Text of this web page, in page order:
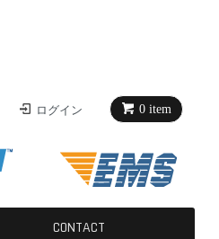
0 item
ログイン
CONTACT